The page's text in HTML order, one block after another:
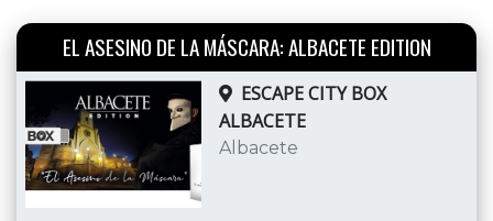
EL ASESINO DE LA MÁSCARA: ALBACETE EDITION
ESCAPE CITY BOX
ALBACETE
Albacete